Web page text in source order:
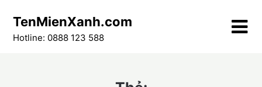
content
TenMienXanh.com
Hotline: 0888 123 588